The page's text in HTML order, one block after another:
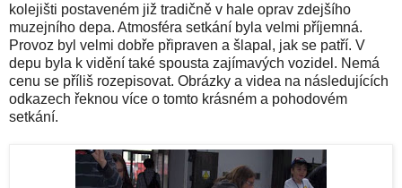
kolejišti postaveném již tradičně v hale oprav zdejšího
muzejního depa. Atmosféra setkání byla velmi příjemná.
Provoz byl velmi dobře připraven a šlapal, jak se patří. V
depu byla k vidění také spousta zajímavých vozidel. Nemá
cenu se příliš rozepisovat. Obrázky a videa na následujících
odkazech řeknou více o tomto krásném a pohodovém
setkání.